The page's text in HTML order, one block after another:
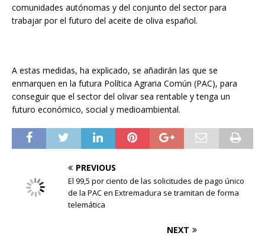
comunidades autónomas y del conjunto del sector para
trabajar por el futuro del aceite de oliva español.
A estas medidas, ha explicado, se añadirán las que se
enmarquen en la futura Política Agraria Común (PAC), para
conseguir que el sector del olivar sea rentable y tenga un
futuro económico, social y medioambiental.
PREVIOUS
El 99,5 por ciento de las solicitudes de pago único
de la PAC en Extremadura se tramitan de forma
telemática
NEXT